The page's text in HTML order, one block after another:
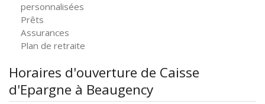
personnalisées
Prêts
Assurances
Plan de retraite
Horaires d'ouverture de Caisse
d'Epargne à Beaugency